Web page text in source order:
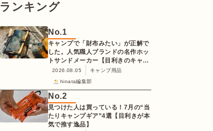
ランキング
No.1
キャンプで「財布みたい」が正解で
した。人気職人ブランドの名作ホッ
トサンドメーカー【目利きのキャン
プギア】
2026.08.05
キャンプ用品
hinata編集部
No.2
見つけた人は買っている！7月の“当
たりキャンプギア”4選【目利きが本
気で推す逸品】